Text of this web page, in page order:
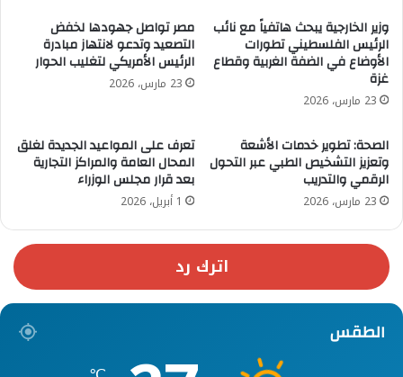
وزير الخارجية يبحث هاتفياً مع نائب
الرئيس الفلسطيني تطورات
الأوضاع في الضفة الغربية وقطاع
غزة
23 مارس، 2026
مصر تواصل جهودها لخفض
التصعيد وتدعو لانتهاز مبادرة
الرئيس الأمريكي لتغليب الحوار
23 مارس، 2026
الصحة: تطوير خدمات الأشعة
وتعزيز التشخيص الطبي عبر التحول
الرقمي والتدريب
23 مارس، 2026
تعرف على المواعيد الجديدة لغلق
المحال العامة والمراكز التجارية
بعد قرار مجلس الوزراء
1 أبريل، 2026
اترك رد
الطقس